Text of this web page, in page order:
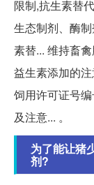
限制,抗生素替
生态制剂、酶
素替... 维持畜
益生素添加的
饲用许可证号
及注意... 。
为了能让猪
剂?